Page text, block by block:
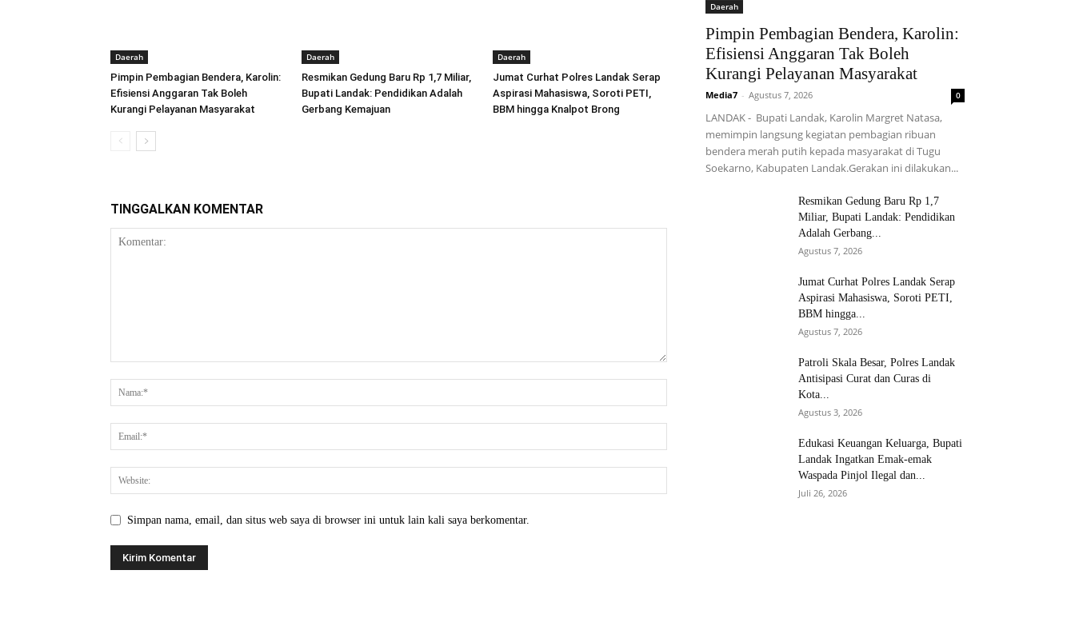
Daerah
Pimpin Pembagian Bendera, Karolin:
Efisiensi Anggaran Tak Boleh
Kurangi Pelayanan Masyarakat
Daerah
Resmikan Gedung Baru Rp 1,7 Miliar,
Bupati Landak: Pendidikan Adalah
Gerbang Kemajuan
Daerah
Jumat Curhat Polres Landak Serap
Aspirasi Mahasiswa, Soroti PETI,
BBM hingga Knalpot Brong
TINGGALKAN KOMENTAR
Simpan nama, email, dan situs web saya di browser ini untuk lain kali saya berkomentar.
Daerah
Pimpin Pembagian Bendera, Karolin:
Efisiensi Anggaran Tak Boleh
Kurangi Pelayanan Masyarakat
Media7 - Agustus 7, 2026 0
LANDAK - Bupati Landak, Karolin Margret Natasa,
memimpin langsung kegiatan pembagian ribuan
bendera merah putih kepada masyarakat di Tugu
Soekarno, Kabupaten Landak.Gerakan ini dilakukan...
Resmikan Gedung Baru Rp 1,7
Miliar, Bupati Landak: Pendidikan
Adalah Gerbang...
Agustus 7, 2026
Jumat Curhat Polres Landak Serap
Aspirasi Mahasiswa, Soroti PETI,
BBM hingga...
Agustus 7, 2026
Patroli Skala Besar, Polres Landak
Antisipasi Curat dan Curas di
Kota...
Agustus 3, 2026
Edukasi Keuangan Keluarga, Bupati
Landak Ingatkan Emak-emak
Waspada Pinjol Ilegal dan...
Juli 26, 2026